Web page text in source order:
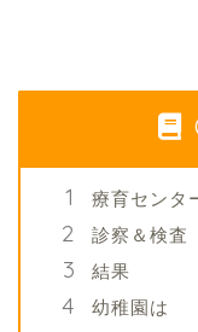
療育センタ
診察＆検査
結果
幼稚園は